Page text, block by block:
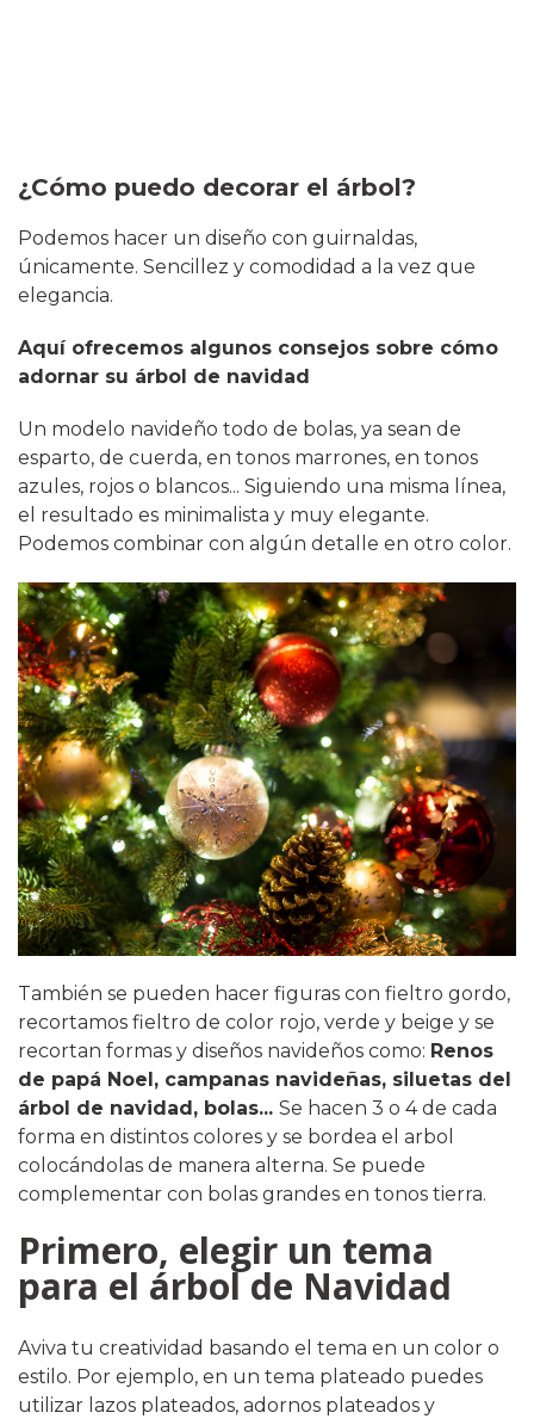
¿Cómo puedo decorar el árbol?
Podemos hacer un diseño con guirnaldas,
únicamente. Sencillez y comodidad a la vez que
elegancia.
Aquí ofrecemos algunos consejos sobre cómo
adornar su árbol de navidad
Un modelo navideño todo de bolas, ya sean de
esparto, de cuerda, en tonos marrones, en tonos
azules, rojos o blancos... Siguiendo una misma línea,
el resultado es minimalista y muy elegante.
Podemos combinar con algún detalle en otro color.
También se pueden hacer figuras con fieltro gordo,
recortamos fieltro de color rojo, verde y beige y se
recortan formas y diseños navideños como: Renos
de papá Noel, campanas navideñas, siluetas del
árbol de navidad, bolas... Se hacen 3 o 4 de cada
forma en distintos colores y se bordea el arbol
colocándolas de manera alterna. Se puede
complementar con bolas grandes en tonos tierra.
Primero, elegir un tema
para el árbol de Navidad
Aviva tu creatividad basando el tema en un color o
estilo. Por ejemplo, en un tema plateado puedes
utilizar lazos plateados, adornos plateados y